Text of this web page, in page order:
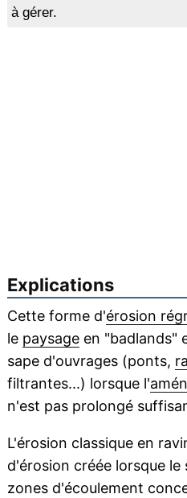
à gérer.
Explications
Cette forme d'érosion
le paysageen "badlands"
sape d'ouvrages (ponts,
filtrantes...) lorsque l'
n'est pas prolongé
L'érosion classique en
d'érosion créée lorsque le
zones d'écoulement